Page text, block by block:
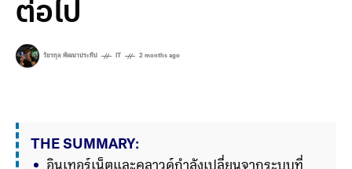
ต่อไป
วัชรกุล พัฒนาประทีป 2 months ago
THE SUMMARY: